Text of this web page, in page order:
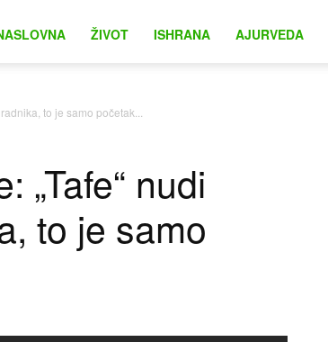
ŽIVOT ISHRANA AJURVEDA
to je samo početak...
„Tafe“ nudi
to je samo